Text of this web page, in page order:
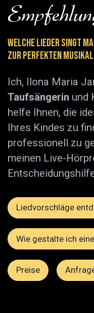
Welche Lieder singt
zur perfekten
Ich, Ilona Maria
Taufsängerin und
helfe Ihnen, die
Ihres Kindes zu
professionell zu
meinen Live-
Liedvorschläge
Wie gestalte ich
Preise